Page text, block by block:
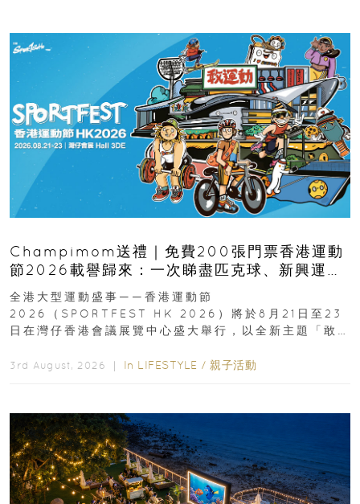
Champimom送禮｜免費200張門票香港運動
節2026載譽歸來：一次睇盡匹克球、新興運
動、街舞比賽＋逾百運動品牌展覽
全港大型運動盛事——香港運動節
2026（SPORTFEST HK 2026）將於8月21日至23
日在灣仔香港會議展覽中心盛大舉行，以全新主題「敢
3rd August, 2026 ｜ In LIFESTYLE / 親子活動